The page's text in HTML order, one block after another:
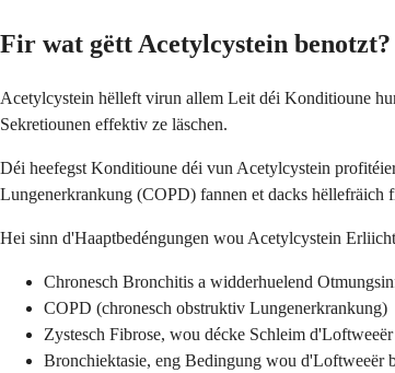
Fir wat gëtt Acetylcystein benotzt?
Acetylcystein hëlleft virun allem Leit déi Konditioune
Sekretiounen effektiv ze läschen.
Déi heefegst Konditioune déi vun Acetylcystein
Lungenerkrankung (COPD) fannen et dacks hëllefräich
Hei sinn d'Haaptbedéngungen wou Acetylcystein
Chronesch Bronchitis a widderhuelend
COPD (chronesch obstruktiv Lungenerkrankung)
Zystesch Fibrose, wou décke Schleim
Bronchiektasie, eng Bedingung wou d'Loftweeër